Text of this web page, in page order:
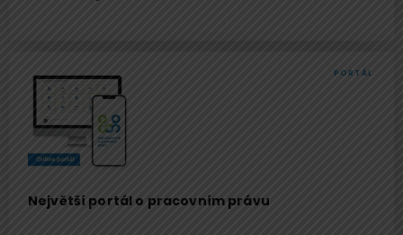
Největší portál o pracovním právu
PORTÁL